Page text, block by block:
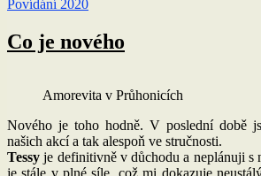
Povídání 2020
Co je nového
Amorevita v Průhonicích
Nového je toho hodně. V poslední době
našich akcí a tak alespoň ve stručnosti.
Tessy je definitivně v důchodu a neplánuji s